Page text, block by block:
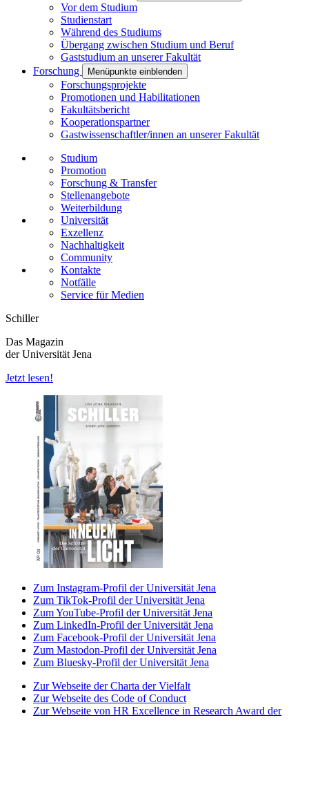
Vor dem Studium
Studienstart
Während des Studiums
Übergang zwischen Studium und Beruf
Gaststudium an unserer Fakultät
Forschung
Menüpunkte einblenden
Forschungsprojekte
Promotionen und Habilitationen
Fakultätsbericht
Kooperationspartner
Gastwissenschaftler/innen an unserer Fakultät
Studium
Promotion
Forschung & Transfer
Stellenangebote
Weiterbildung
Universität
Exzellenz
Nachhaltigkeit
Community
Kontakte
Notfälle
Service für Medien
Schiller
Das Magazin
der Universität Jena
Jetzt lesen!
Zum Instagram-Profil der Universität Jena
Zum TikTok-Profil der Universität Jena
Zum YouTube-Profil der Universität Jena
Zum LinkedIn-Profil der Universität Jena
Zum Facebook-Profil der Universität Jena
Zum Mastodon-Profil der Universität Jena
Zum Bluesky-Profil der Universität Jena
Zur Webseite der Charta der Vielfalt
Zur Webseite des Code of Conduct
Zur Webseite von HR Excellence in Research Award der